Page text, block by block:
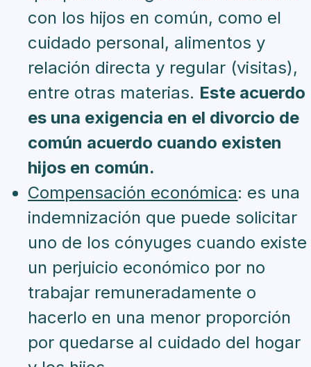
con los hijos en común, como el
cuidado personal, alimentos y
relación directa y regular (visitas),
entre otras materias. Este acuerdo
es una exigencia en el divorcio de
común acuerdo cuando existen
hijos en común.
Compensación económica: es una
indemnización que puede solicitar
uno de los cónyuges cuando existe
un perjuicio económico por no
trabajar remuneradamente o
hacerlo en una menor proporción
por quedarse al cuidado del hogar